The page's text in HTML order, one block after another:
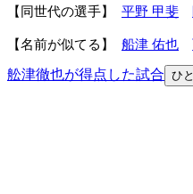
同世代の選手 平野 甲斐
名前が似てる 船津 佑也
舩津徹也が得点した試合 ひ